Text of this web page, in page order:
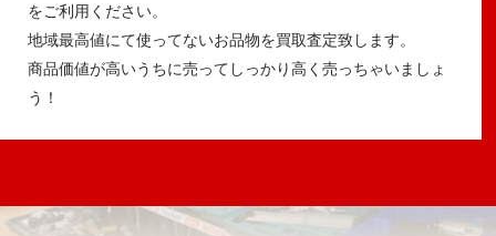
をご利用ください。
地域最高値にて使ってないお品物を買取査定致します。
商品価値が高いうちに売ってしっかり高く売っちゃいましょ
う！